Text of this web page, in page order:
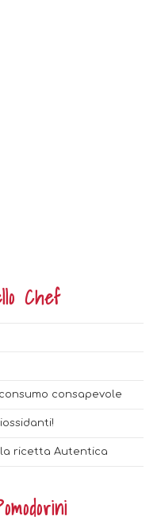
Chef
consapevole
la ricetta Autentica